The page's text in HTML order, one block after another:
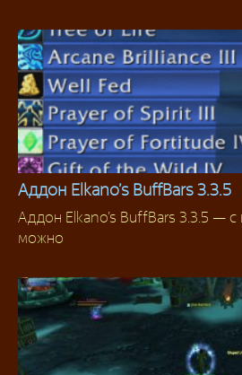
Аддоны 3.3.5
Аддон Elkano’s BuffBars 3.3.5
Аддон Elkano’s BuffBars 3.3.5 —
можно